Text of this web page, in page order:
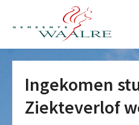
Ingekomen
Ziekteverlof